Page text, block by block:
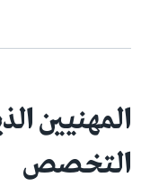
المهنيين
التخصص